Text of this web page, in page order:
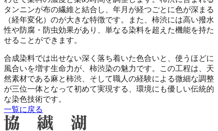
タンニンが布の繊維と結合し、年月が経つごとに色が深まる
（経年変化）のが大きな特徴です。また、柿渋には高い撥水
性や防腐・防虫効果があり、単なる染料を超えた機能を持た
せることができます。
合成染料では出せない深く落ち着いた色合いと、使うほどに
風合いを増す生命力が、柿渋染の魅力です。この工程は、天
然素材である麻と柿渋、そして職人の経験による微細な調整
が三位一体となって初めて実現する、環境にも優しい伝統的
な染色技術です。
一覧に戻る